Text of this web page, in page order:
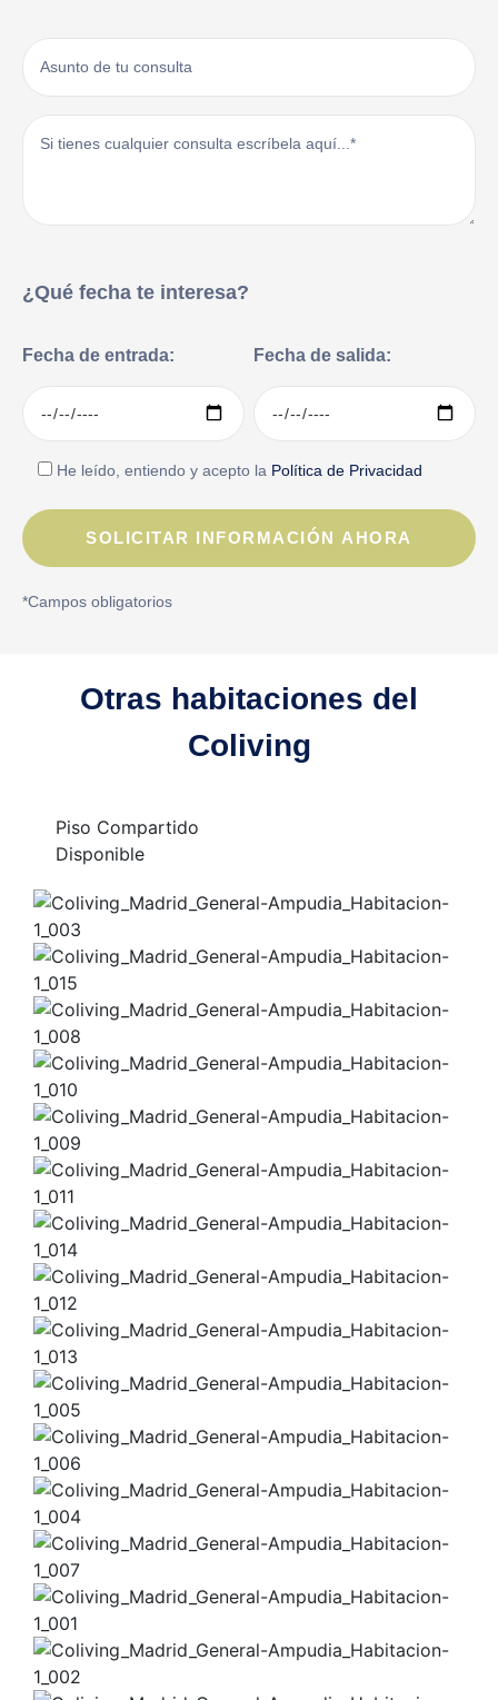
¿Qué fecha te interesa?
Fecha de entrada: Fecha de salida:
He leído, entiendo y acepto la Política de Privacidad
*Campos obligatorios
Otras habitaciones del
Coliving
Piso Compartido
Disponible